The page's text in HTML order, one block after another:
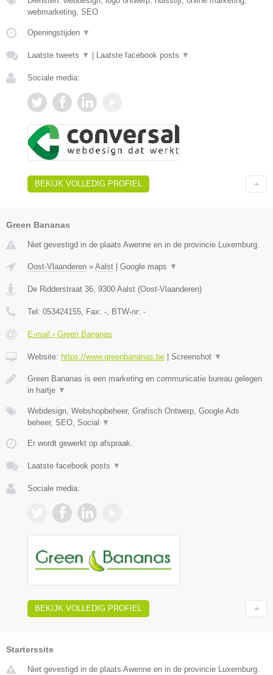
webmarketing, SEO
Openingstijden ▼
Laatste tweets ▼ Laatste facebook posts ▼
Sociale media:
BEKIJK VOLLEDIG PROFIEL
Green Bananas
Niet gevestigd in de plaats Awenne en in de provincie Luxemburg.
Oost-Vlaanderen » Aalst Google maps ▼
De Ridderstraat 36 9300 Aalst (Oost-Vlaanderen)
Tel: 053424155 , Fax: - , BTW-nr: -
E-mail › Green Bananas
Website: https://www.greenbananas.be Screenshot ▼
Green Bananas is een marketing en communicatie bureau gelegen
in hartje ▼
Webdesign, Webshopbeheer, Grafisch Ontwerp, Google Ads
beheer, SEO, Social
▼
Er wordt gewerkt op afspraak.
Laatste facebook posts ▼
Sociale media:
BEKIJK VOLLEDIG PROFIEL
Starterssite
Niet gevestigd in de plaats Awenne en in de provincie Luxemburg.